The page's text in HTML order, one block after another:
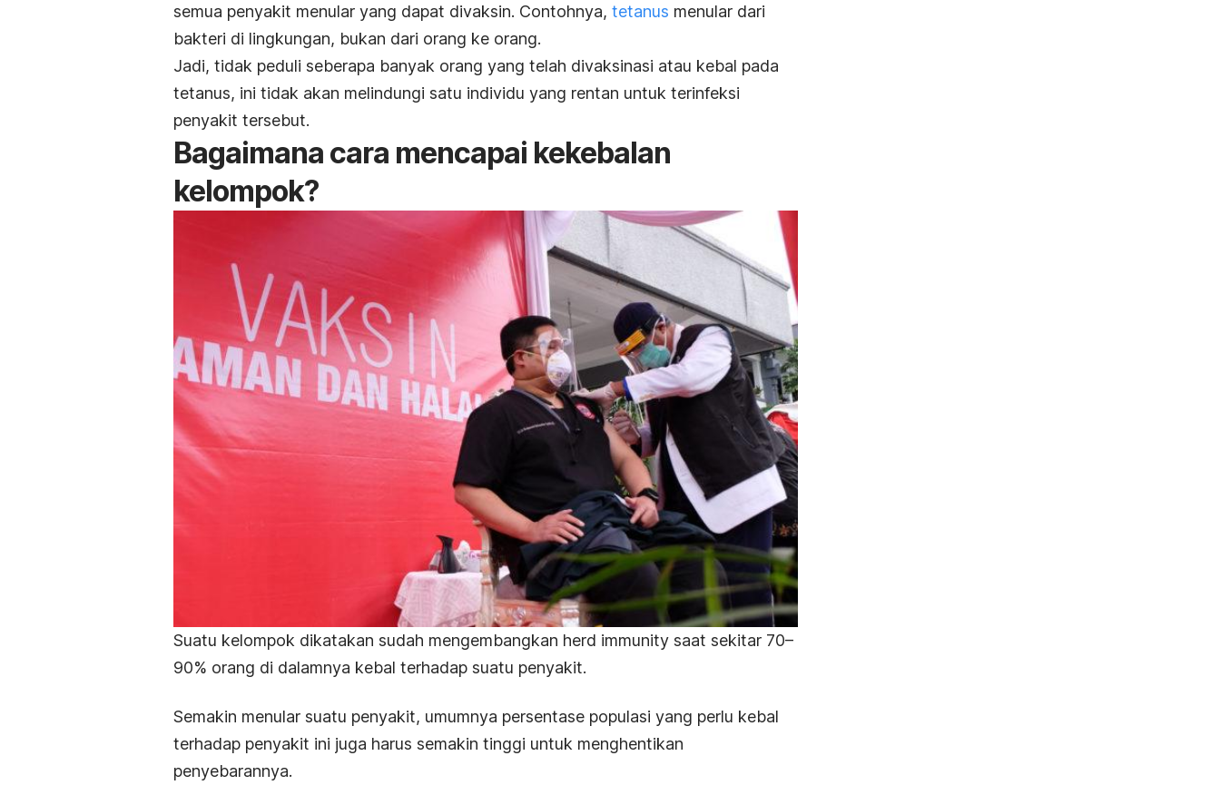
semua penyakit menular yang dapat divaksin. Contohnya, tetanus menular dari
bakteri di lingkungan, bukan dari orang ke orang.
Jadi, tidak peduli seberapa banyak orang yang telah divaksinasi atau kebal pada
tetanus, ini tidak akan melindungi satu individu yang rentan untuk terinfeksi
penyakit tersebut.
Bagaimana cara mencapai kekebalan
kelompok?
Suatu kelompok dikatakan sudah mengembangkan herd immunity saat sekitar 70–
90% orang di dalamnya kebal terhadap suatu penyakit.
Semakin menular suatu penyakit, umumnya persentase populasi yang perlu kebal
terhadap penyakit ini juga harus semakin tinggi untuk menghentikan
penyebarannya.